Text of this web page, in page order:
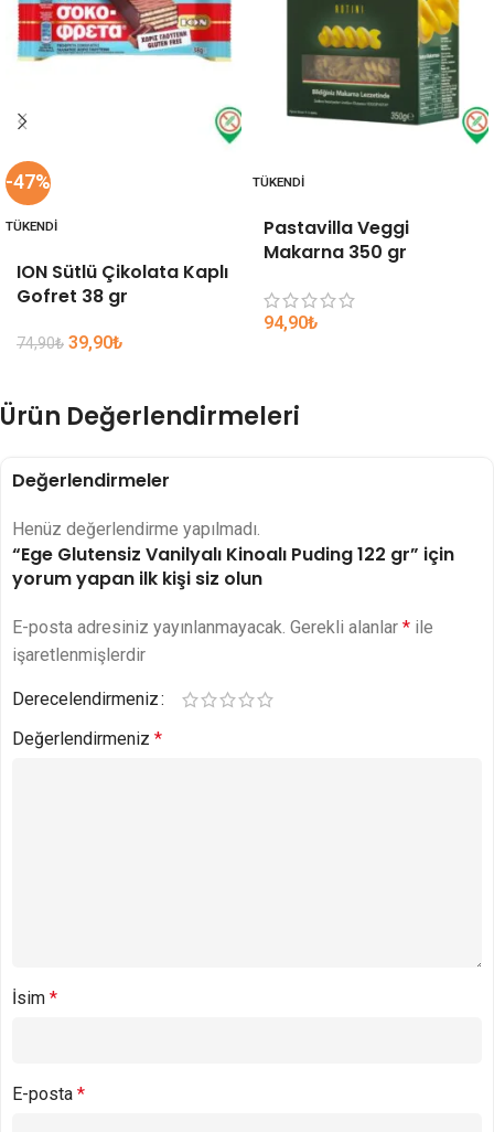
-47%
TÜKENDI
ION Sütlü Çikolata Kaplı
Gofret 38 gr
74,90₺ 39,90₺
TÜKENDI
Pastavilla Veggi
Makarna 350 gr
94,90₺
Ürün Değerlendirmeleri
Değerlendirmeler
Henüz değerlendirme yapılmadı.
“Ege Glutensiz Vanilyalı Kinoalı Puding 122 gr” için
yorum yapan ilk kişi siz olun
E-posta adresiniz yayınlanmayacak. Gerekli alanlar * ile
işaretlenmişlerdir
Derecelendirmeniz
Değerlendirmeniz *
İsim *
E-posta *